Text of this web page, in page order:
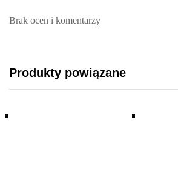
Brak ocen i komentarzy
Produkty powiązane